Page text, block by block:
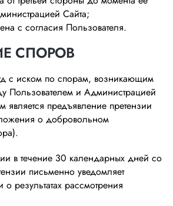
Сайта;
с согласия Пользователя.
СПОРОВ
с иском по спорам, возникающим
Пользователем и Администрацией
является предъявление претензии
о добровольном
в течение 30 календарных дней со
письменно уведомляет
о результатах рассмотрения